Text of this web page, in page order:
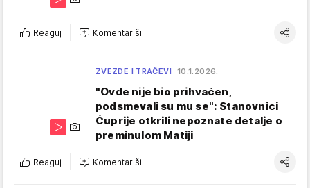
Reaguj Komentariši
ZVEZDE I TRAČEVI 10.1.2026.
"Ovde nije bio prihvaćen,
podsmevali su mu se": Stanovnici
Ćuprije otkrili nepoznate detalje o
preminulom Matiji
Reaguj Komentariši